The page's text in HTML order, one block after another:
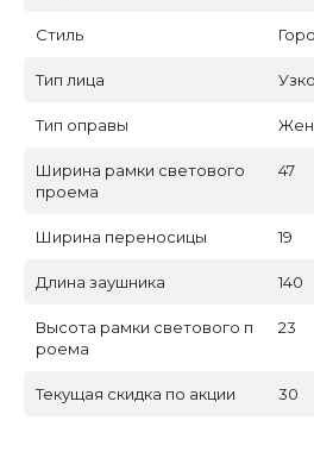
Стиль
Тип лица
Тип оправы
Ширина рамки светового
проема
47
Ширина переносицы 19
Длина заушника 140
Высота рамки светового п
роема
23
Текущая скидка по акции 30